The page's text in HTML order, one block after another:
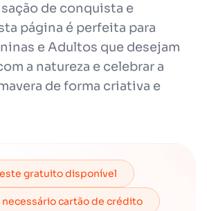
de conquista e
página é perfeita para
e Adultos que desejam
a natureza e celebrar a
de forma criativa e
gratuito disponível
necessário cartão de crédito